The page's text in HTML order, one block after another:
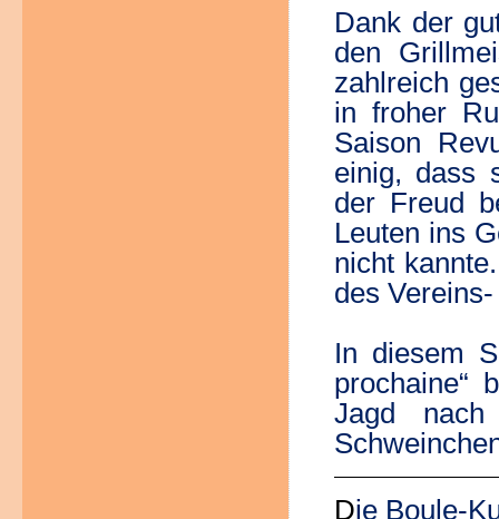
Dank der
den
zahlreich
in froher
Saison
einig, dass
der Freud
Leuten ins
nicht
des
In diesem
prochaine“
Jagd
Die Boule-